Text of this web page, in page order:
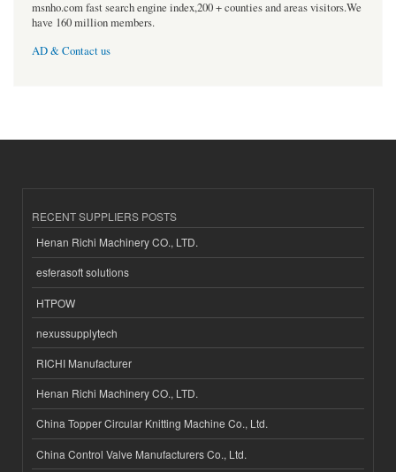
msnho.com fast search engine index,200 + counties and areas visitors.We
have 160 million members.
AD & Contact us
RECENT SUPPLIERS POSTS
Henan Richi Machinery CO., LTD.
esferasoft solutions
HTPOW
nexussupplytech
RICHI Manufacturer
Henan Richi Machinery CO., LTD.
China Topper Circular Knitting Machine Co., Ltd.
China Control Valve Manufacturers Co., Ltd.